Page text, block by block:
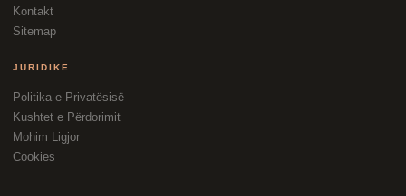
Kontakt
Sitemap
JURIDIKE
Politika e Privatësisë
Kushtet e Përdorimit
Mohim Ligjor
Cookies